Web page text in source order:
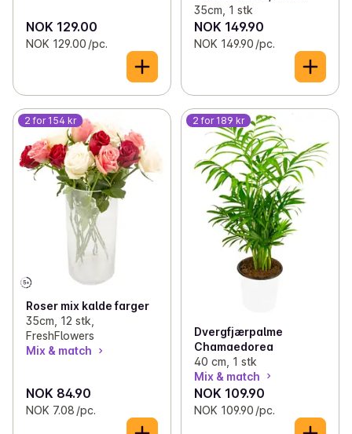
NOK 129.00
NOK 129.00 /pc.
35cm, 1 stk
NOK 149.90
NOK 149.90 /pc.
2 for 154 kr
Roser mix kalde farger
35cm, 12 stk,
FreshFlowers
Mix & match
NOK 84.90
NOK 7.08 /pc.
2 for 189 kr
Dvergfjærpalme
Chamaedorea
40 cm, 1 stk
Mix & match
NOK 109.90
NOK 109.90 /pc.